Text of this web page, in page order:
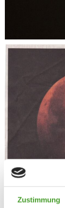
Zustimmung